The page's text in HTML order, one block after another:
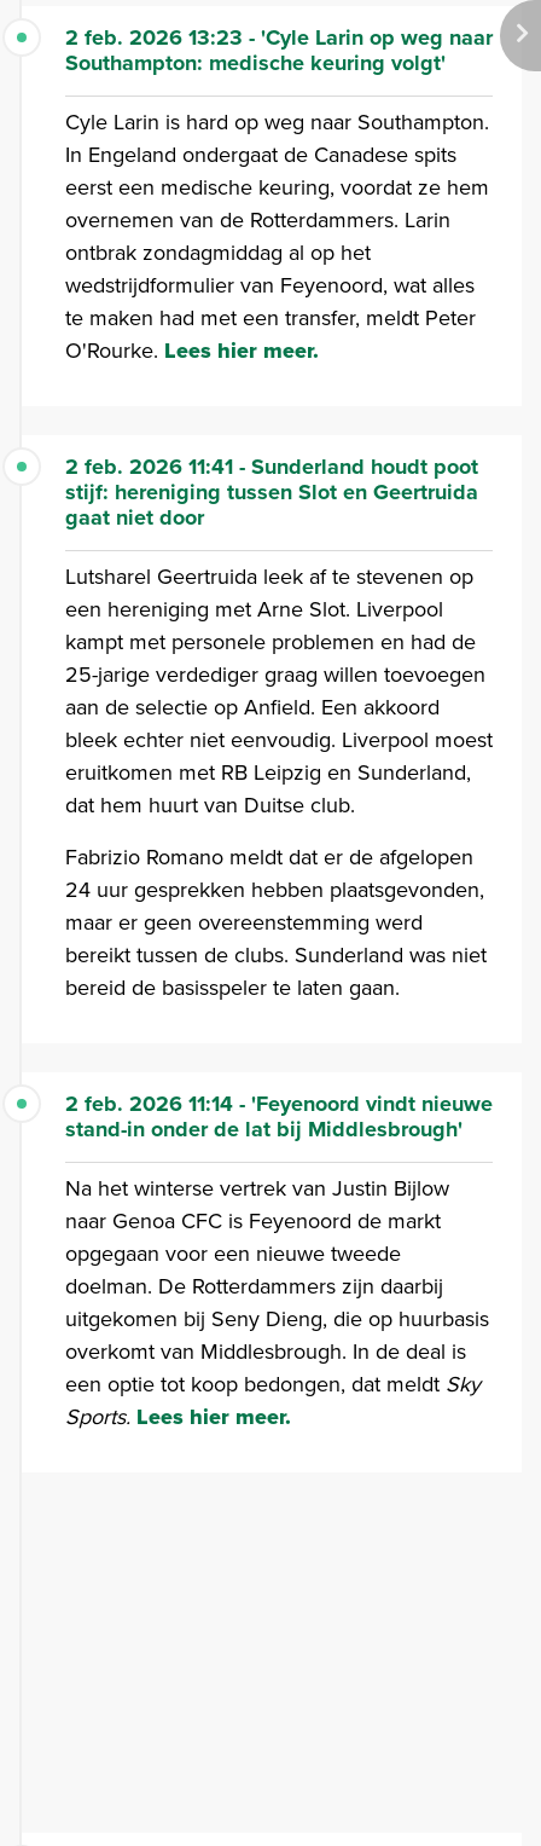
2 feb. 2026 13:23 - 'Cyle Larin op weg naar
Southampton: medische keuring volgt'
Cyle Larin is hard op weg naar Southampton.
In Engeland ondergaat de Canadese spits
eerst een medische keuring, voordat ze hem
overnemen van de Rotterdammers. Larin
ontbrak zondagmiddag al op het
wedstrijdformulier van Feyenoord, wat alles
te maken had met een transfer, meldt Peter
O'Rourke. Lees hier meer.
2 feb. 2026 11:41 - Sunderland houdt poot
stijf: hereniging tussen Slot en Geertruida
gaat niet door
Lutsharel Geertruida leek af te stevenen op
een hereniging met Arne Slot. Liverpool
kampt met personele problemen en had de
25-jarige verdediger graag willen toevoegen
aan de selectie op Anfield. Een akkoord
bleek echter niet eenvoudig. Liverpool moest
eruitkomen met RB Leipzig en Sunderland,
dat hem huurt van Duitse club.
Fabrizio Romano meldt dat er de afgelopen
24 uur gesprekken hebben plaatsgevonden,
maar er geen overeenstemming werd
bereikt tussen de clubs. Sunderland was niet
bereid de basisspeler te laten gaan.
2 feb. 2026 11:14 - 'Feyenoord vindt nieuwe
stand-in onder de lat bij Middlesbrough'
Na het winterse vertrek van Justin Bijlow
naar Genoa CFC is Feyenoord de markt
opgegaan voor een nieuwe tweede
doelman. De Rotterdammers zijn daarbij
uitgekomen bij Seny Dieng, die op huurbasis
overkomt van Middlesbrough. In de deal is
een optie tot koop bedongen, dat meldt Sky
Sports. Lees hier meer.